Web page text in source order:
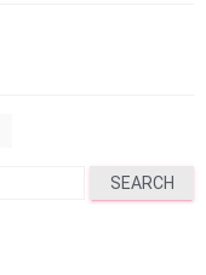
SEARCH